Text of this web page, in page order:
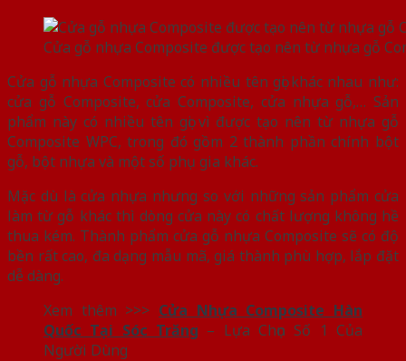
Cửa gỗ nhựa Composite được tạo nên từ nhựa gỗ
Cửa gỗ nhựa Composite có nhiều tên gọi khác nhau như:
cửa gỗ Composite, cửa Composite, cửa nhựa gỗ,… Sản
phẩm này có nhiều tên gọi vì được tạo nên từ nhựa gỗ
Composite WPC, trong đó gồm 2 thành phần chính bột
gỗ, bột nhựa và một số phụ gia khác.
Mặc dù là cửa nhựa nhưng so với những sản phẩm cửa
làm từ gỗ khác thì dòng cửa này có chất lượng không hề
thua kém. Thành phẩm cửa gỗ nhựa Composite sẽ có độ
bền rất cao, đa dạng mẫu mã, giá thành phù hợp, lắp đặt
dễ dàng.
Xem thêm >>> Cửa Nhựa Composite Hàn
Quốc Tại Sóc Trăng – Lựa Chọn Số 1 Của
Người Dùng